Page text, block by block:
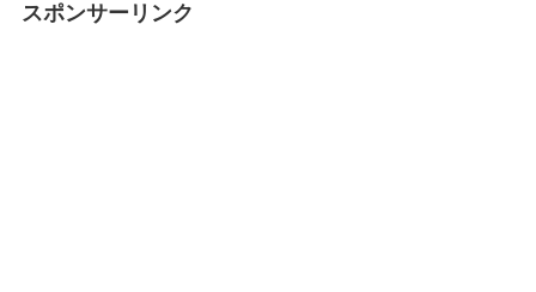
スポンサーリンク